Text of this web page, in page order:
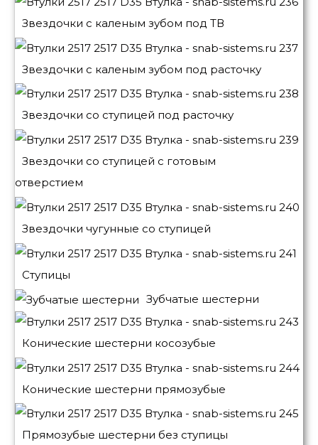
Звездочки с каленым зубом под ТВ
Звездочки с каленым зубом под расточку
Звездочки со ступицей под расточку
Звездочки со ступицей с готовым
отверстием
Звездочки чугунные со ступицей
Ступицы
Зубчатые шестерни
Конические шестерни косозубые
Конические шестерни прямозубые
Прямозубые шестерни без ступицы